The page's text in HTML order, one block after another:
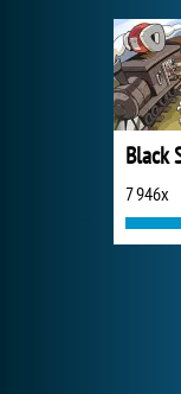
7 946x